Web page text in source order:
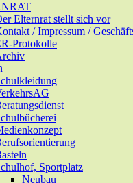
Elternrat stellt sich vor
/ Impressum /
Protokolle
Sportplatz
Neubau